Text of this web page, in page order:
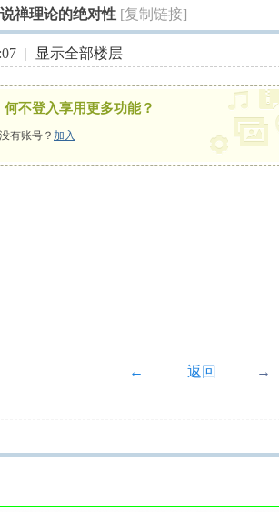
禅理论的绝对性 [复制链接]
| 显示全部楼层
不登入享用更多功能？
有账号？ 加入
← 返回 →